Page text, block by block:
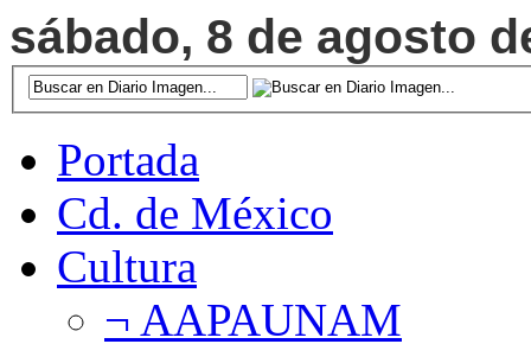
sábado, 8 de agosto
Portada
Cd. de México
Cultura
¬ AAPAUNAM